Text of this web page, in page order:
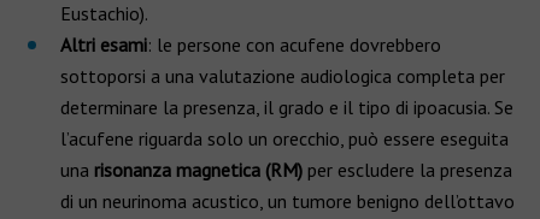
Eustachio).
Altri esami: le persone con acufene dovrebbero
sottoporsi a una valutazione audiologica completa per
determinare la presenza, il grado e il tipo di ipoacusia. Se
l’acufene riguarda solo un orecchio, può essere eseguita
una risonanza magnetica (RM) per escludere la presenza
di un neurinoma acustico, un tumore benigno dell’ottavo